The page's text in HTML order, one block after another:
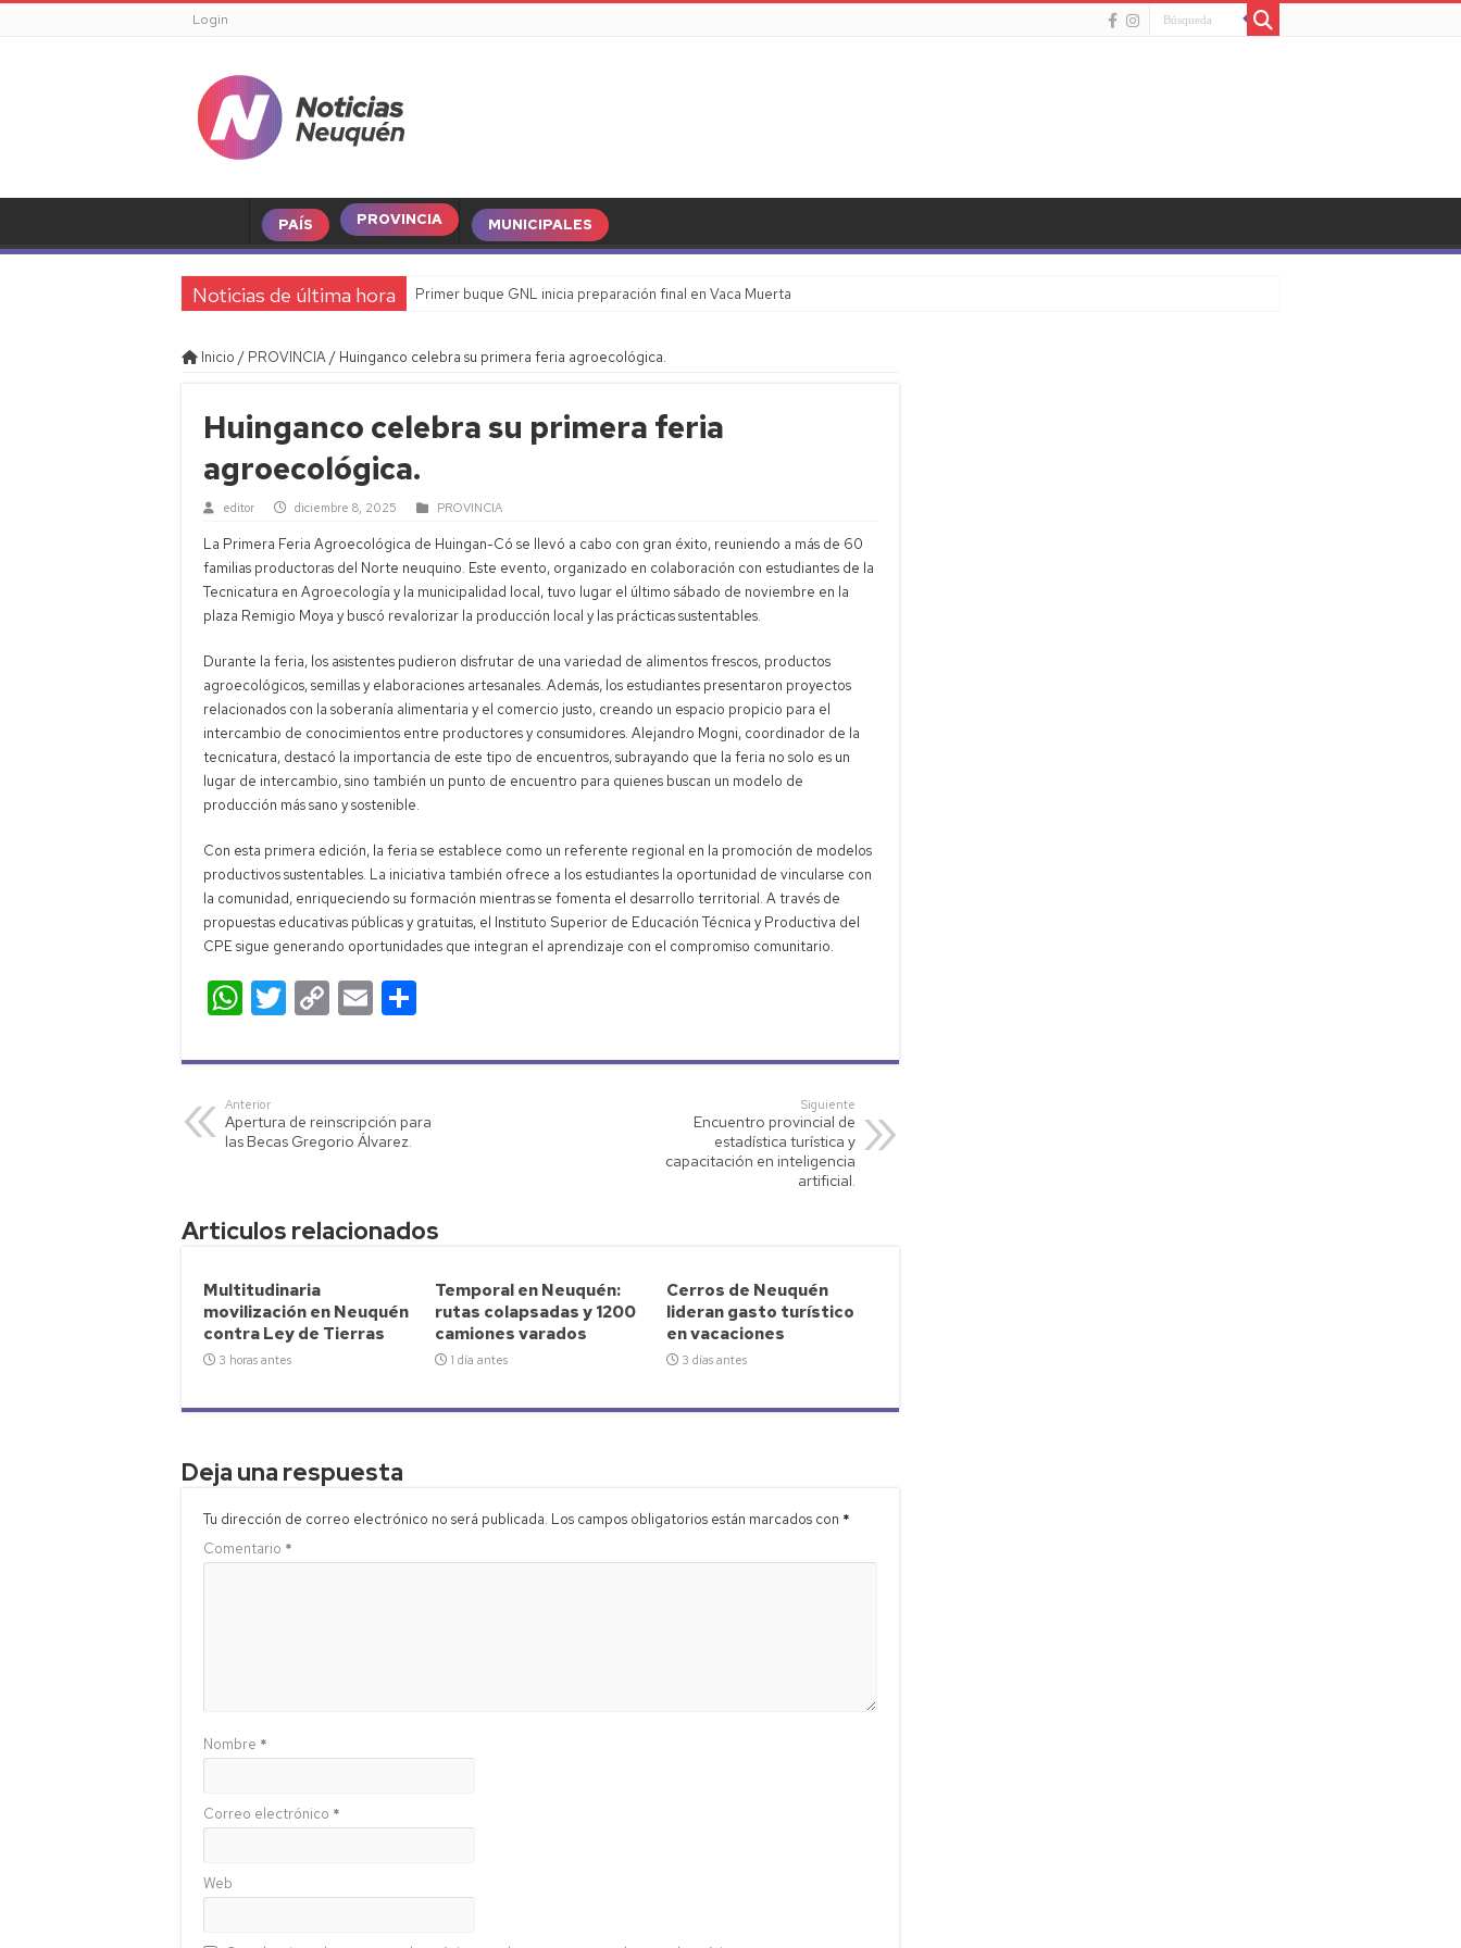
Login
PAÍS PROVINCIA MUNICIPALES
Noticias de última hora Primer buque GNL inicia preparación final en Vaca Muerta
Inicio / PROVINCIA/ Huinganco celebra su primera feria agroecológica.
Huinganco celebra su primera feria
agroecológica.
editor diciembre 8, 2025 PROVINCIA
La Primera Feria Agroecológica de Huingan-Có se llevó a cabo con gran éxito, reuniendo a más de 60
familias productoras del Norte neuquino. Este evento, organizado en colaboración con estudiantes de la
Tecnicatura en Agroecología y la municipalidad local, tuvo lugar el último sábado de noviembre en la
plaza Remigio Moya y buscó revalorizar la producción local y las prácticas sustentables.
Durante la feria, los asistentes pudieron disfrutar de una variedad de alimentos frescos, productos
agroecológicos, semillas y elaboraciones artesanales. Además, los estudiantes presentaron proyectos
relacionados con la soberanía alimentaria y el comercio justo, creando un espacio propicio para el
intercambio de conocimientos entre productores y consumidores. Alejandro Mogni, coordinador de la
tecnicatura, destacó la importancia de este tipo de encuentros, subrayando que la feria no solo es un
lugar de intercambio, sino también un punto de encuentro para quienes buscan un modelo de
producción más sano y sostenible.
Con esta primera edición, la feria se establece como un referente regional en la promoción de modelos
productivos sustentables. La iniciativa también ofrece a los estudiantes la oportunidad de vincularse con
la comunidad, enriqueciendo su formación mientras se fomenta el desarrollo territorial. A través de
propuestas educativas públicas y gratuitas, el Instituto Superior de Educación Técnica y Productiva del
CPE sigue generando oportunidades que integran el aprendizaje con el compromiso comunitario.
W
h
at
s
A
T
wi
tt
C
o
p
Li
E
m
ail m
ar
Anterior
Apertura de reinscripción para
las Becas Gregorio Álvarez.
Siguiente
Encuentro provincial de
estadística turística y
capacitación en inteligencia
artificial.
Articulos relacionados
Multitudinaria
movilización en Neuquén
contra Ley de Tierras
3 horas antes
Temporal en Neuquén:
rutas colapsadas y 1200
camiones varados
1 día antes
Cerros de Neuquén
lideran gasto turístico
en vacaciones
3 días antes
Deja una respuesta
Tu dirección de correo electrónico no será publicada. Los campos obligatorios están marcados con *
Comentario *
Nombre *
Correo electrónico *
Web